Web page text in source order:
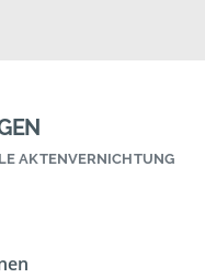
AKTENVERNICHTUNG